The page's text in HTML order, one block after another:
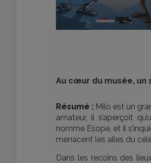
Au cœur du musée, un
Résumé : Milo est un
amateur, il s’aperçoit
nomme Ésope, et il
menacent les ailes du
Dans les recoins des